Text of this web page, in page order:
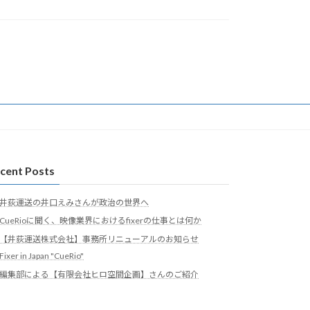
Posts
井荻運送の井口えみさんが政治の世界へ
CueRioに聞く、映像業界におけるfixerの仕事とは何か
【井荻運送株式会社】事務所リニューアルのお知らせ
Fixer in Japan "CueRio"
編集部による【有限会社ヒロ空間企画】さんのご紹介